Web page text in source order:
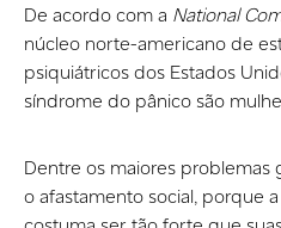
De acordo com a National
núcleo norte-americano de
psiquiátricos dos Estados
síndrome do pânico são
Dentre os maiores problemas
o afastamento social, porque